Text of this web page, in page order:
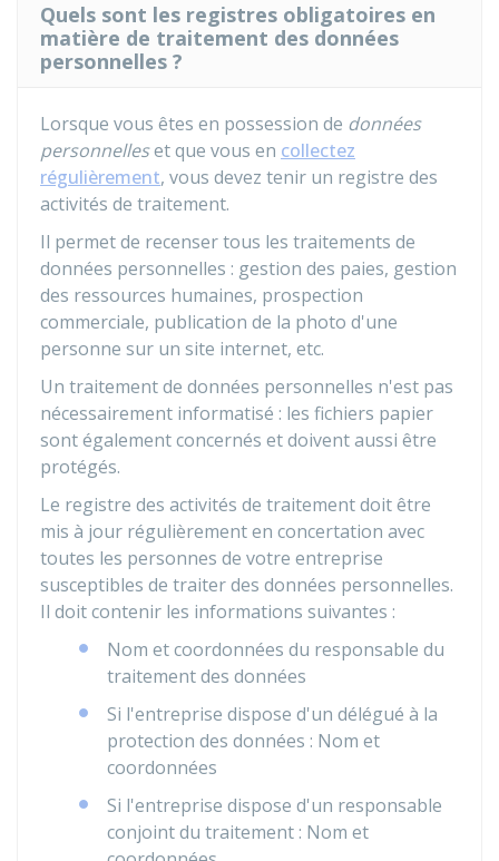
Quels sont les registres obligatoires en
matière de traitement des données
personnelles ?
Lorsque vous êtes en possession de données
personnelleset que vous en collectez
régulièrement, vous devez tenir un registre des
activités de traitement.
Il permet de recenser tous les traitements de
données personnelles : gestion des paies, gestion
des ressources humaines, prospection
commerciale, publication de la photo d'une
personne sur un site internet, etc.
Un traitement de données personnelles n'est pas
nécessairement informatisé : les fichiers papier
sont également concernés et doivent aussi être
protégés.
Le registre des activités de traitement doit être
mis à jour régulièrement en concertation avec
toutes les personnes de votre entreprise
susceptibles de traiter des données personnelles.
Il doit contenir les informations suivantes :
Nom et coordonnées du responsable du
traitement des données
Si l'entreprise dispose d'un délégué à la
protection des données : Nom et
coordonnées
Si l'entreprise dispose d'un responsable
conjoint du traitement : Nom et